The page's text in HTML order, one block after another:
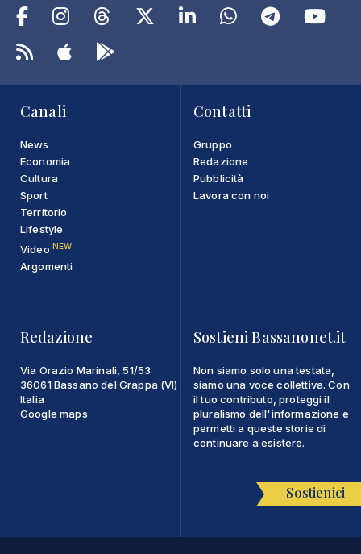
Canali
News
Economia
Cultura
Sport
Territorio
Lifestyle
Video NEW
Argomenti
Contatti
Gruppo
Redazione
Pubblicità
Lavora con noi
Redazione
Via Orazio Marinali, 51/53
36061 Bassano del Grappa (VI)
Italia
Google maps
Sostieni Bassanonet.it
Non siamo solo una testata,
siamo una voce collettiva. Con
il tuo contributo, proteggi il
pluralismo dell'informazione e
permetti a queste storie di
continuare a esistere.
Sostienici